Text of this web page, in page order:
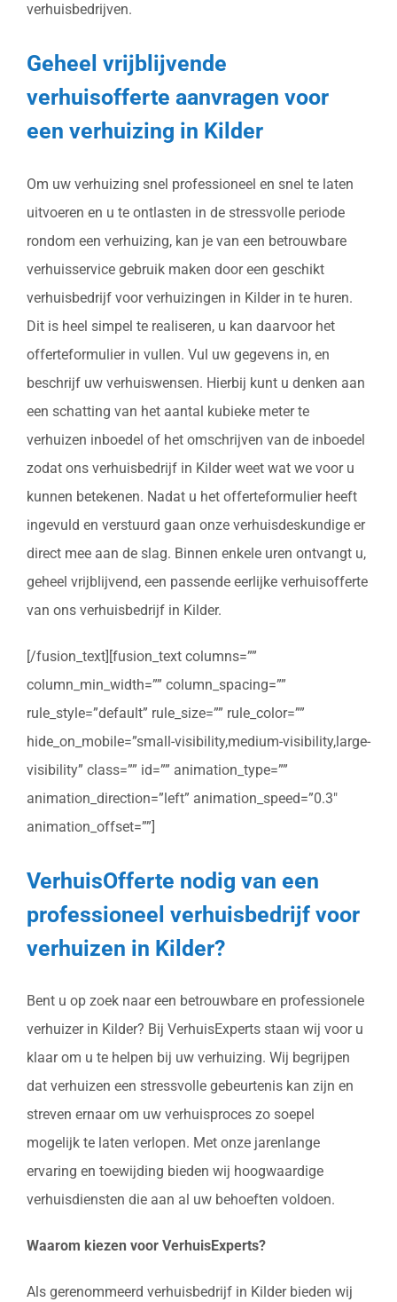
verhuisbedrijven.
Geheel vrijblijvende
verhuisofferte aanvragen voor
een verhuizing in Kilder
Om uw verhuizing snel professioneel en snel te laten
uitvoeren en u te ontlasten in de stressvolle periode
rondom een verhuizing, kan je van een betrouwbare
verhuisservice gebruik maken door een geschikt
verhuisbedrijf voor verhuizingen in Kilder in te huren.
Dit is heel simpel te realiseren, u kan daarvoor het
offerteformulier in vullen. Vul uw gegevens in, en
beschrijf uw verhuiswensen. Hierbij kunt u denken aan
een schatting van het aantal kubieke meter te
verhuizen inboedel of het omschrijven van de inboedel
zodat ons verhuisbedrijf in Kilder weet wat we voor u
kunnen betekenen. Nadat u het offerteformulier heeft
ingevuld en verstuurd gaan onze verhuisdeskundige er
direct mee aan de slag. Binnen enkele uren ontvangt u,
geheel vrijblijvend, een passende eerlijke verhuisofferte
van ons verhuisbedrijf in Kilder.
[/fusion_text][fusion_text columns=””
column_min_width=”” column_spacing=””
rule_style=”default” rule_size=”” rule_color=””
hide_on_mobile=”small-visibility,medium-visibility,large-
visibility” class=”” id=”” animation_type=””
animation_direction=”left” animation_speed=”0.3″
animation_offset=””]
VerhuisOfferte nodig van een
professioneel verhuisbedrijf voor
verhuizen in Kilder?
Bent u op zoek naar een betrouwbare en professionele
verhuizer in Kilder? Bij VerhuisExperts staan wij voor u
klaar om u te helpen bij uw verhuizing. Wij begrijpen
dat verhuizen een stressvolle gebeurtenis kan zijn en
streven ernaar om uw verhuisproces zo soepel
mogelijk te laten verlopen. Met onze jarenlange
ervaring en toewijding bieden wij hoogwaardige
verhuisdiensten die aan al uw behoeften voldoen.
Waarom kiezen voor VerhuisExperts?
Als gerenommeerd verhuisbedrijf in Kilder bieden wij